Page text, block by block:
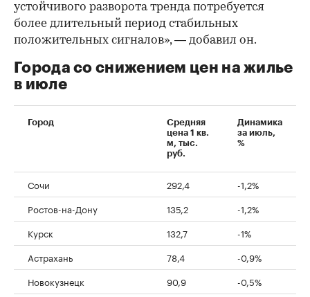
устойчивого разворота тренда потребуется
более длительный период стабильных
положительных сигналов», — добавил он.
Города со снижением цен на жилье
в июле
Город
Средняя
цена 1 кв.
м, тыс.
руб.
Динамика
за июль,
%
Сочи 292,4
-1,2%
Ростов-на-Дону
135,2
-1,2%
Курск
132,7
-1%
Астрахань
78,4
-0,9%
Новокузнецк
90,9
-0,5%